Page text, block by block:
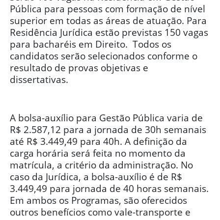
Pública para pessoas com formação de nível
superior em todas as áreas de atuação. Para
Residência Jurídica estão previstas 150 vagas
para bacharéis em Direito. Todos os
candidatos serão selecionados conforme o
resultado de provas objetivas e
dissertativas.
A bolsa-auxílio para Gestão Pública varia de
R$ 2.587,12 para a jornada de 30h semanais
até R$ 3.449,49 para 40h. A definição da
carga horária será feita no momento da
matrícula, a critério da administração. No
caso da Jurídica, a bolsa-auxílio é de R$
3.449,49 para jornada de 40 horas semanais.
Em ambos os Programas, são oferecidos
outros benefícios como vale-transporte e